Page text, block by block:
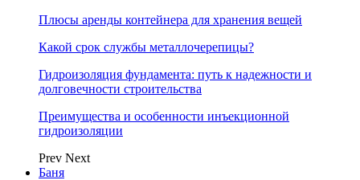
Плюсы аренды контейнера для хранения вещей
Какой срок службы металлочерепицы?
Гидроизоляция фундамента: путь к надежности и
долговечности строительства
Преимущества и особенности инъекционной
гидроизоляции
Prev Next
Баня